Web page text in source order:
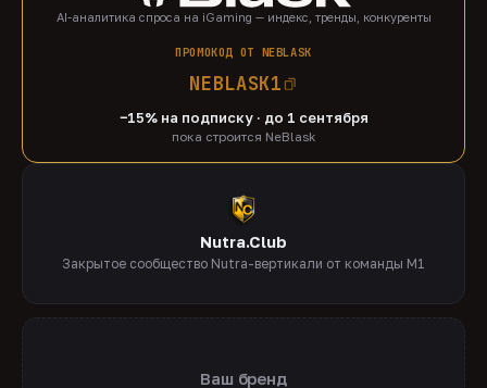
AI-аналитика спроса на iGaming — индекс, тренды, конкуренты
ПРОМОКОД ОТ NEBLASK
NEBLASK1
−15% на подписку · до 1 сентября
пока строится NeBlask
Nutra.Club
Закрытое сообщество Nutra-вертикали от команды M1
Ваш бренд